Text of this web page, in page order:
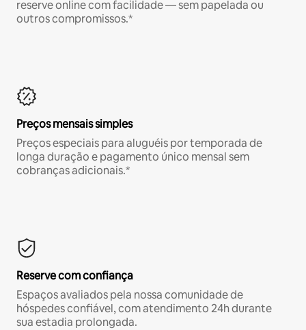
reserve online com facilidade — sem papelada ou
outros compromissos.*
Preços mensais simples
Preços especiais para aluguéis por temporada de
longa duração e pagamento único mensal sem
cobranças adicionais.*
Reserve com confiança
Espaços avaliados pela nossa comunidade de
hóspedes confiável, com atendimento 24h durante
sua estadia prolongada.